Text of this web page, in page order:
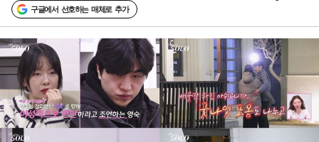
구글에서 선호하는 매체로 추가